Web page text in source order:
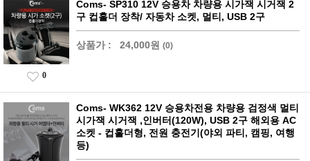
Coms- SP310 12V 승용차 차량용 시가잭 시거잭 2
구 컵홀더 장착/ 자동차 소켓, 멀티, USB 2구
상품가 : 24,000원 (0)
0
Coms- WK362 12V 승용차전용 차량용 검정색 멀티
시가잭 시거잭 ,인버터(120W), USB 2구 해외용 AC
소켓 - 컵홀더형, 전원 충전기(야외 파티, 캠핑, 여행
등)